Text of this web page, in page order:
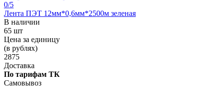
0/5
Лента ПЭТ 12мм*0,6мм*2500м зеленая
В наличии
65 шт
Цена за единицу
(в рублях)
2875
Доставка
По тарифам ТК
Самовывоз